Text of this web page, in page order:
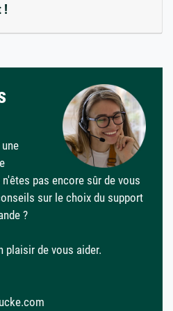
!
pas encore sûr de vous
sur le choix du support
?
plaisir de vous aider.